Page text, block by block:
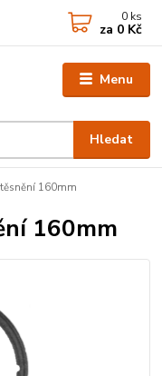
Menu
Hledat
0 ks
za 0 Kč
těsnění 160mm
160mm